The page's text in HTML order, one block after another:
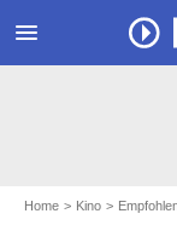
menu
Home Kino